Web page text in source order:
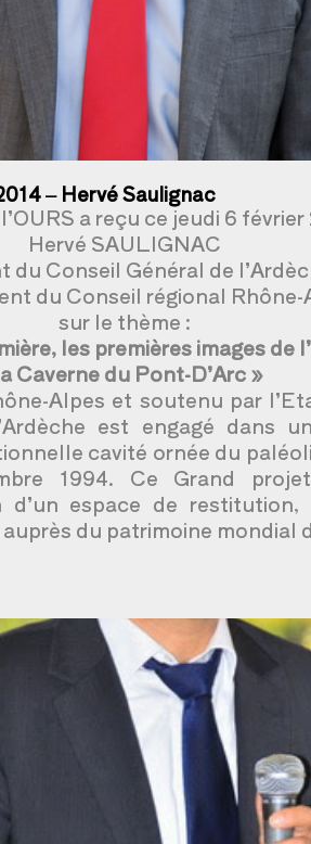
– Hervé Saulignac
a reçu ce jeudi 6 février
Hervé SAULIGNAC
du Conseil Général de
du Conseil régional Rhône-
sur le thème :
les premières images de
Caverne du Pont-D’Arc »
Alpes et soutenu par
est engagé dans
cavité ornée du
1994. Ce Grand
espace de restitution,
du patrimoine mondial